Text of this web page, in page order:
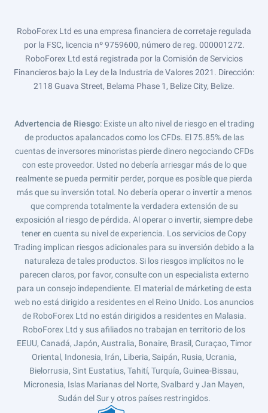
RoboForex Ltd es una empresa financiera de corretaje regulada
por la FSC, licencia nº 9759600, número de reg. 000001272.
RoboForex Ltd está registrada por la Comisión de Servicios
Financieros bajo la Ley de la Industria de Valores 2021. Dirección:
2118 Guava Street, Belama Phase 1, Belize City, Belize.
Advertencia de Riesgo: Existe un alto nivel de riesgo en el trading
de productos apalancados como los CFDs. El 75.85% de las
cuentas de inversores minoristas pierde dinero negociando CFDs
con este proveedor. Usted no debería arriesgar más de lo que
realmente se pueda permitir perder, porque es posible que pierda
más que su inversión total. No debería operar o invertir a menos
que comprenda totalmente la verdadera extensión de su
exposición al riesgo de pérdida. Al operar o invertir, siempre debe
tener en cuenta su nivel de experiencia. Los servicios de Copy
Trading implican riesgos adicionales para su inversión debido a la
naturaleza de tales productos. Si los riesgos implícitos no le
parecen claros, por favor, consulte con un especialista externo
para un consejo independiente. El material de márketing de esta
web no está dirigido a residentes en el Reino Unido. Los anuncios
de RoboForex Ltd no están dirigidos a residentes en Malasia.
RoboForex Ltd y sus afiliados no trabajan en territorio de los
EEUU, Canadá, Japón, Australia, Bonaire, Brasil, Curaçao, Timor
Oriental, Indonesia, Irán, Liberia, Saipán, Rusia, Ucrania,
Bielorrusia, Sint Eustatius, Tahití, Turquía, Guinea-Bissau,
Micronesia, Islas Marianas del Norte, Svalbard y Jan Mayen,
Sudán del Sur y otros países restringidos.